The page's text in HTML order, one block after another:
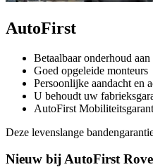
AutoFirst
Betaalbaar onderhoud
Goed opgeleide monteurs
Persoonlijke aandacht en
U behoudt uw
AutoFirst
Deze levenslange
Nieuw bij AutoFirst